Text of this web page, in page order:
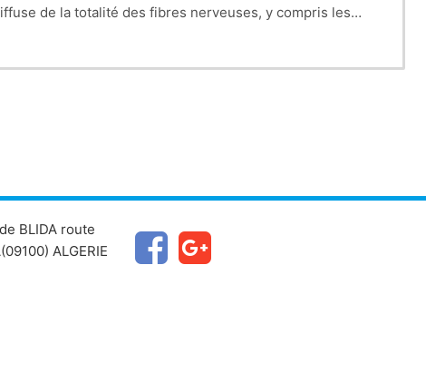
de la totalité des fibres nerveuses, y compris les
BLIDA route
ALGERIE